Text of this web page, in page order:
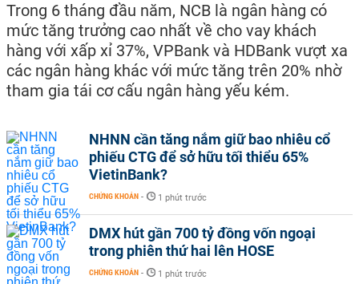
Trong 6 tháng đầu năm, NCB là ngân hàng có
mức tăng trưởng cao nhất về cho vay khách
hàng với xấp xỉ 37%, VPBank và HDBank vượt xa
các ngân hàng khác với mức tăng trên 20% nhờ
tham gia tái cơ cấu ngân hàng yếu kém.
NHNN cần tăng nắm giữ bao nhiêu cổ
phiếu CTG để sở hữu tối thiểu 65%
VietinBank?
CHỨNG KHOÁN - 1 phút trước
DMX hút gần 700 tỷ đồng vốn ngoại
trong phiên thứ hai lên HOSE
CHỨNG KHOÁN - 1 phút trước